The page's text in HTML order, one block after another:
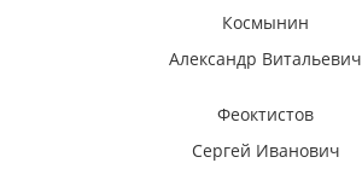
Космынин
Александр Витальевич
Феоктистов
Сергей Иванович